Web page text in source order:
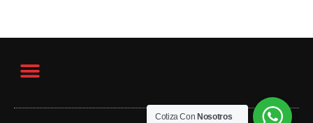
Cotiza Con Nosotros